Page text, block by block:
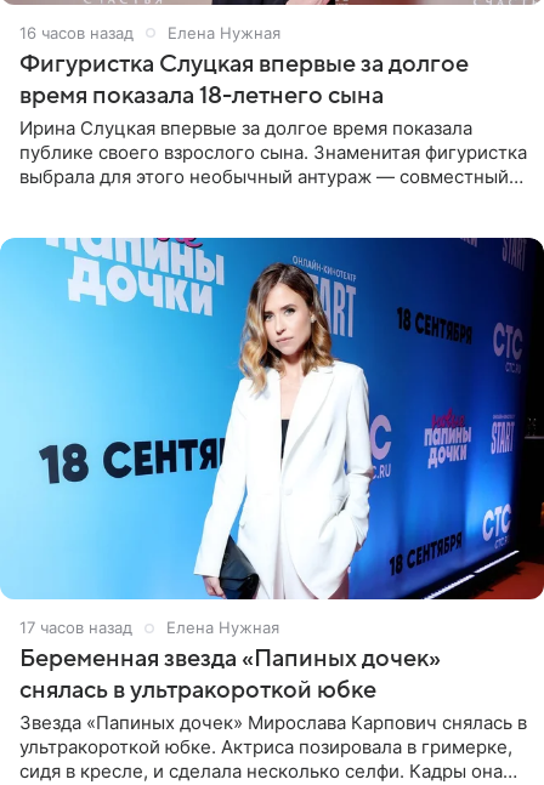
16 часов назад Елена Нужная
Фигуристка Слуцкая впервые за долгое
время показала 18-летнего сына
Ирина Слуцкая впервые за долгое время показала
публике своего взрослого сына. Знаменитая фигуристка
выбрала для этого необычный антураж — совместный
17 часов назад Елена Нужная
Беременная звезда «Папиных дочек»
снялась в ультракороткой юбке
Звезда «Папиных дочек» Мирослава Карпович снялась в
ультракороткой юбке. Актриса позировала в гримерке,
сидя в кресле, и сделала несколько селфи. Кадры она